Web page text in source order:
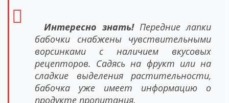
Интересно знать!Передние лапки
бабочки снабжены чувствительными
ворсинками с наличием вкусовых
рецепторов. Садясь на фрукт или на
сладкие выделения растительности,
бабочка уже имеет информацию о
продукте пропитания.